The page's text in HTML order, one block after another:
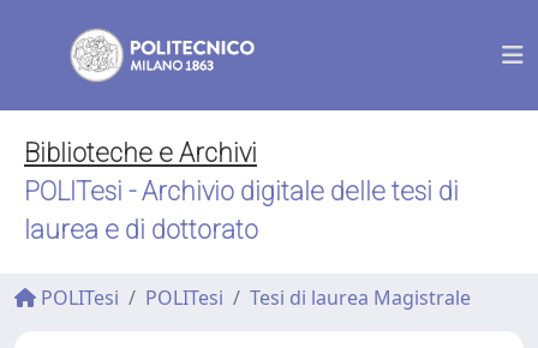
Biblioteche e Archivi
POLITesi - Archivio digitale delle tesi di
laurea e di dottorato
POLITesi POLITesi Tesi di laurea Magistrale